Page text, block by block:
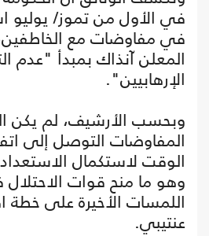
في الأول من تموز/ يوليو
في مفاوضات مع
المعلن آنذاك بمبدأ "عدم
الإرهابيين".
وبحسب الأرشيف، لم يكن
المفاوضات التوصل إلى
الوقت لاستكمال
وهو ما منح قوات
اللمسات الأخيرة على خطة
عنتيبي.